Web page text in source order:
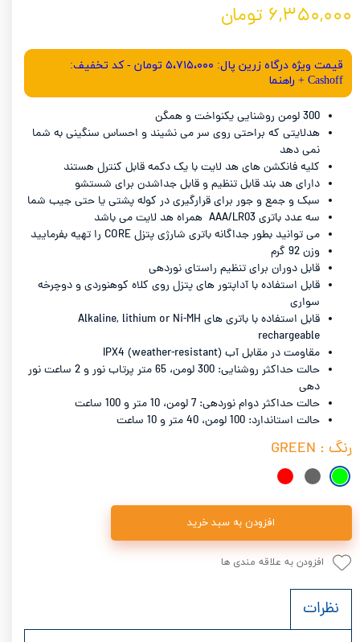
۶,۳۵۰,۰۰۰ تومان
قیمت ویژه درگاه زرین پال: ۵،۷۱۵،۰۰۰ تومان - کد تخفیف:
Cashoff + راهنما
300 لومن روشنایی یکنواخت و همگن
هدلایتی که براحتی روی سر می نشیند و احساس سنگینی به شما
نمی دهد
کلیه فانکشن های هد لایت با یک دکمه قابل کنترل هستند
دارای هد بند قابل تنظیم و قابل جداشدن برای شستشو
سبک و جمع و جور برای قرارگیری در کوله پشتی یا حتی جیب شما
سه عدد باتری AAA/LR03 همراه هد لایت می باشد
می توانید بطور جداگانه باتری شارژی پتزل CORE را تهیه بفرمایید
وزن 92 گرم
قابل دوران برای تنظیم راستای نوردهی
قابل استفاده با آداپتور های پتزل روی کلاه کوهنوردی و دوچرخه
سواری
قابل استفاده با باتری های Alkaline, lithium or Ni-MH
rechargeable
مقاومت در مقابل آب IPX4 (weather-resistant)
حالت حداکثر روشنایی: 300 لومن، 65 متر پرتاب نور و 2 ساعت نور
دهی
حالت حداکثر دوام نوردهی: 7 لومن، 10 متر و 100 ساعت
حالت استاندارد: 100 لومن، 40 متر و 10 ساعت
رنگ : GREEN
افزودن به سبد خرید
افزودن به علاقه مندی ها
نظرات